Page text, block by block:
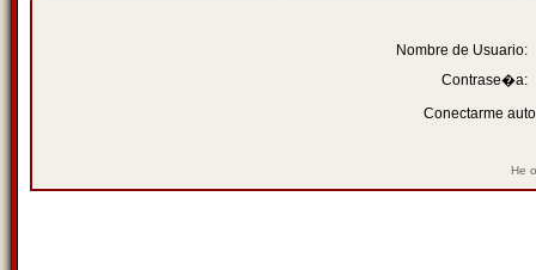
Nombre de Usuario:
Contrase�a:
Conectarme
He